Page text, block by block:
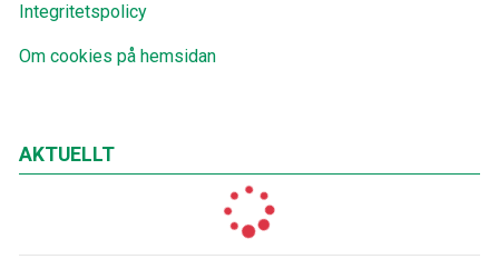
Integritetspolicy
Om cookies på hemsidan
AKTUELLT